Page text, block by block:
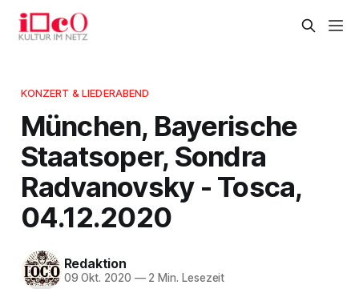
KONZERT & LIEDERABEND
München, Bayerische
Staatsoper, Sondra
Radvanovsky - Tosca,
04.12.2020
Redaktion
09 Okt. 2020 —2 Min. Lesezeit